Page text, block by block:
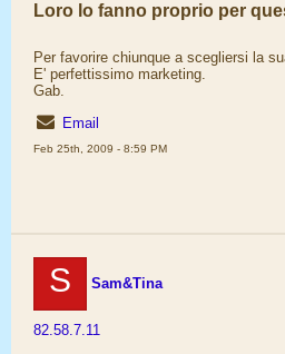
Loro lo fanno proprio per
Per favorire chiunque a scegliersi la
E' perfettissimo marketing.
Gab.
Email
Feb 25th, 2009 - 8:59 PM
S Sam&Tina
82.58.7.11